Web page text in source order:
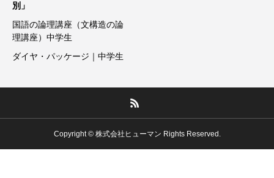
別」
国語の論理講座（文構造の論
理講座）中学生
ダイヤ・パッケージ｜中学生
Copyright © 株式会社ヒューマン Rights Reserved.